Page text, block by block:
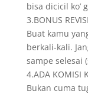
bisa dicicil ko’
3.BONUS
Buat kamu
berkali-kali.
sampe selesai
4.ADA KOMISI
Bukan cuma